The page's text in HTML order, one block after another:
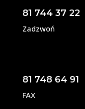
81 744 37 22
Zadzwoń
81 748 64 91
FAX